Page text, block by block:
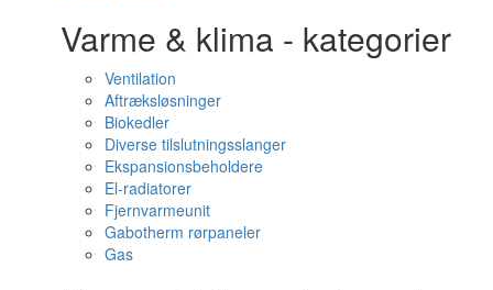
Varme & klima - kategorier
Ventilation
Aftræksløsninger
Biokedler
Diverse tilslutningsslanger
Ekspansionsbeholdere
El-radiatorer
Fjernvarmeunit
Gabotherm rørpaneler
Gas